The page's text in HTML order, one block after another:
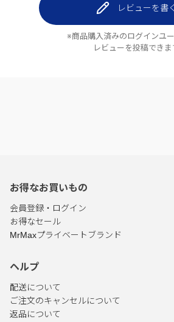
レビューを書く
※商品購入済みのログインユ
レビューを投稿できま
お得なお買いもの
会員登録・ログイン
お得なセール
MrMaxプライベートブランド
ヘルプ
配送について
ご注文のキャンセルについて
返品について